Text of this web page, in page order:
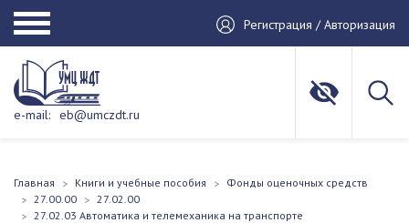
Регистрация / Авторизация
e-mail: eb@umczdt.ru
Главная Книги и учебные пособия
Фонды оценочных средств
27.00.00
27.02.00
27.02.03 Автоматика и телемеханика на транспорте